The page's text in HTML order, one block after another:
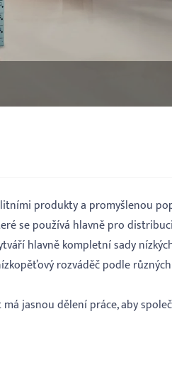
produkty a promyšlenou
se používá hlavně pro
hlavně kompletní sady
rozváděč podle
jasnou dělení práce, aby